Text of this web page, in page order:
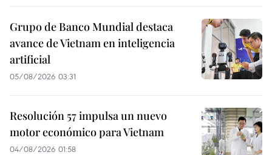
Grupo de Banco Mundial destaca
avance de Vietnam en inteligencia
artificial
05/08/2026 03:31
Resolución 57 impulsa un nuevo
motor económico para Vietnam
04/08/2026 01:58